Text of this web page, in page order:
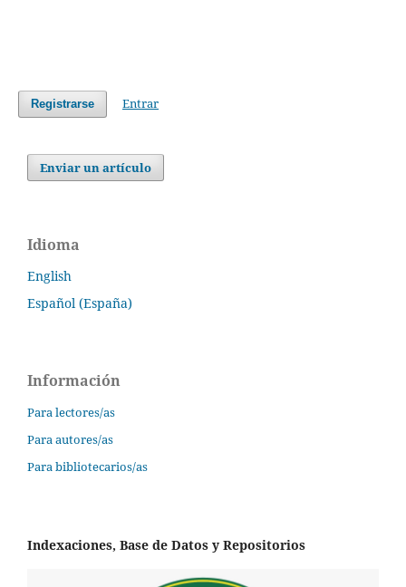
Registrarse Entrar
Enviar un artículo
Idioma
English
Español (España)
Información
Para lectores/as
Para autores/as
Para bibliotecarios/as
Indexaciones, Base de Datos y Repositorios